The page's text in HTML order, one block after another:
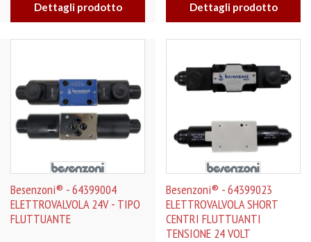
Dettagli prodotto Dettagli prodotto
Besenzoni® - 64399004
ELETTROVALVOLA 24V - TIPO
FLUTTUANTE
Besenzoni® - 64399023
ELETTROVALVOLA SHORT
CENTRI FLUTTUANTI
TENSIONE 24 VOLT